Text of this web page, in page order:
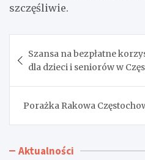
szczęśliwie.
wpisu
Szansa na bezpłatne
dla dzieci i seniorów w
Porażka Rakowa
Aktualności